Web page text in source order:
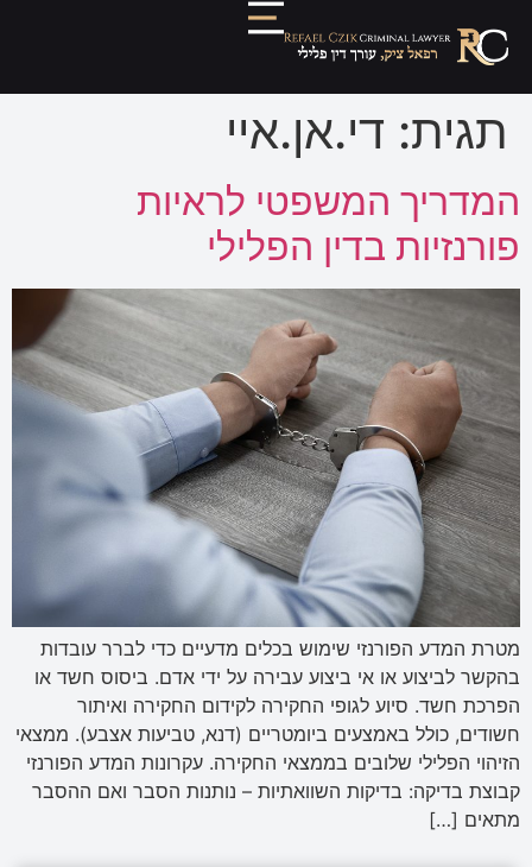
תגית: די.אן.איי
המדריך המשפטי לראיות
פורנזיות בדין הפלילי
מטרת המדע הפורנזי שימוש בכלים מדעיים כדי לברר עובדות
בהקשר לביצוע או אי ביצוע עבירה על ידי אדם. ביסוס חשד או
הפרכת חשד. סיוע לגופי החקירה לקידום החקירה ואיתור
חשודים, כולל באמצעים ביומטריים (דנא, טביעות אצבע). ממצאי
הזיהוי הפלילי שלובים בממצאי החקירה. עקרונות המדע הפורנזי
קבוצת בדיקה: בדיקות השוואתיות – נותנות הסבר ואם ההסבר
מתאים […]